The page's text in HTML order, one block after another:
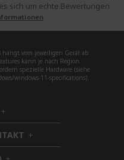
sich um echte Bewertungen
vom jeweiligen Gerät ab.
kann je nach Region
spezielle Hardware (siehe
windows-11-specifications).
h
h
i